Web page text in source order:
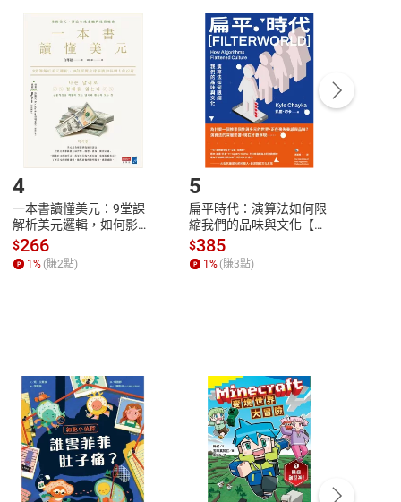
點選「瀏覽訂單明細」
「申請取消訂單/退
貨。
付款方式
Payment
完成訂單
Complete
號，下載書籍後看書
客服資訊
4
一本書讀懂美元：9堂課
解析美元邏輯，如何影響
全球經濟和每個人的投資
【電子書】
$266
1% (賺2點)
5
扁平時代：演算法如何限
縮我們的品味與文化【電
子書】
$385
1% (賺3點)